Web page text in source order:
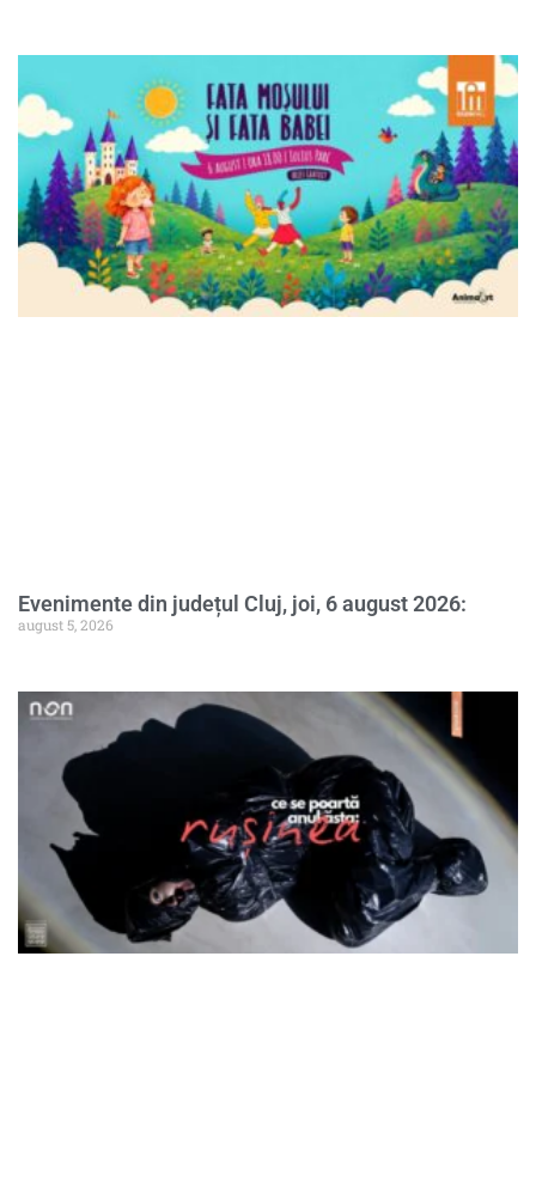
Evenimente din județul Cluj, joi, 6 august 2026:
august 5, 2026